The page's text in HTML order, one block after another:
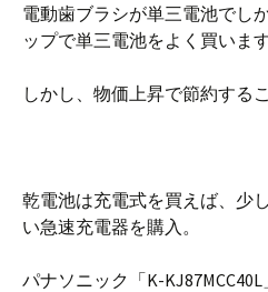
電動歯ブラシが単三電池でし
ップで単三電池をよく買います
しかし、物価上昇で節約する
乾電池は充電式を買えば、少
い急速充電器を購入。
パナソニック「K-KJ87MCC40L